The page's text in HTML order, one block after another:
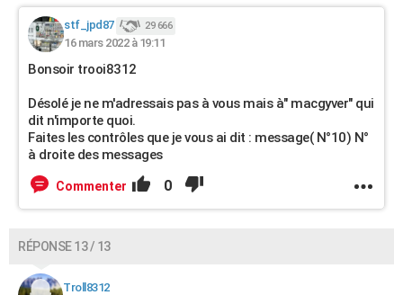
stf_jpd87 29 666
16 mars 2022 à 19:11
Bonsoir trooi8312
Désolé je ne m'adressais pas à vous mais à" macgyver" qui
dit n'importe quoi.
Faites les contrôles que je vous ai dit : message( N°10) N°
à droite des messages
Commenter 0
RÉPONSE 13 / 13
Troll8312